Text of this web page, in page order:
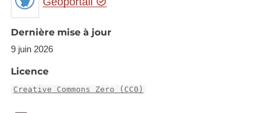
Core set of indicators.
Delivery process is managed by EEA.
https://rod.eionet.europa.eu/obligations/32
Dernière mise à jour
9 juin 2026
Licence
Creative Commons Zero (CC0)